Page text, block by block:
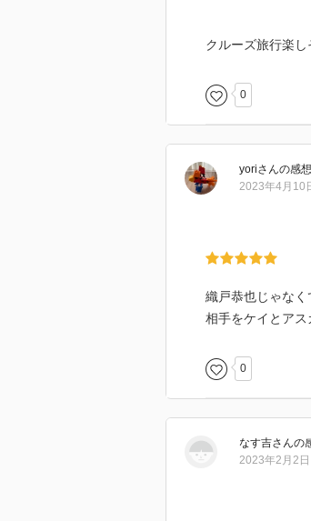
クルーズ旅行楽し
0
yoriさんの感想
2023年4月10
織戸恭也じゃな
相手をケイとアス
0
なす吉さんの
2023年2月2日